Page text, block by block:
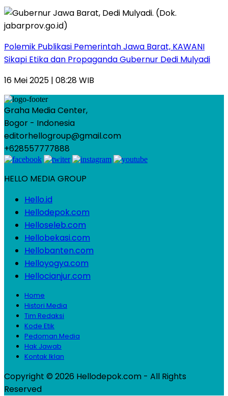
Polemik Publikasi Pemerintah Jawa Barat, KAWANI
Sikapi Etika dan Propaganda Gubernur Dedi Mulyadi
16 Mei 2025 | 08:28 WIB
Graha Media Center,
Bogor - Indonesia
editorhellogroup@gmail.com
+628557777888
HELLO MEDIA GROUP
Hello.id
Hellodepok.com
Helloseleb.com
Hellobekasi.com
Hellobanten.com
Helloyogya.com
Hellocianjur.com
Home
Histori Media
Tim Redaksi
Kode Etik
Pedoman Media
Hak Jawab
Kontak Iklan
Copyright © 2026 Hellodepok.com - All Rights
Reserved